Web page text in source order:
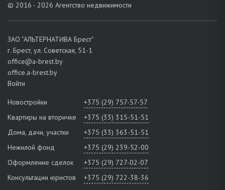
© 2016 - 2026 Агентство недвижимости
ЗАО "АЛЬТЕРНАТИВА Брест"
г. Брест, ул. Советская, 51-1
office@a-brest.by
office.a-brest.by
Войти
Новостройки
+375 (29) 757-57-57
Квартиры на вторичке
+375 (33) 315-51-51
Дома, дачи, участки
+375 (33) 363-51-51
Нежилой фонд
+375 (29) 239-52-00
Оформление сделок
+375 (29) 727-02-07
Консультации юристов
+375 (29) 722-38-36